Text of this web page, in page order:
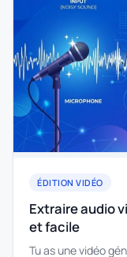
ÉDITION VIDÉO
Extraire audio
et facile
Tu as une vidéo